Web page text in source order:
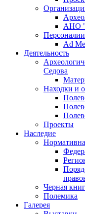
АНО
Персоналии
Ad
Деятельность
Седова
Находки и
Проекты
Наследие
Черная
Полемика
Галерея